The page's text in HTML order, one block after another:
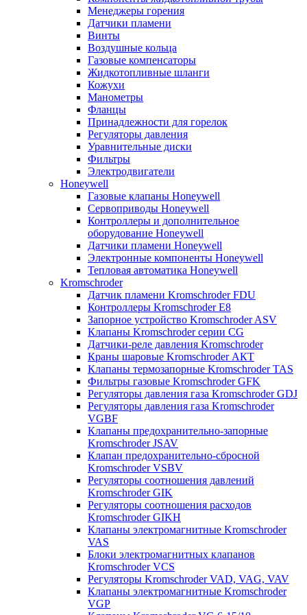
Менеджеры горения
Датчики пламени
Винты
Воздушные кольца
Газовые компенсаторы
Жидкотопливные шланги
Кожухи
Манометры
Фланцы
Принадлежности для горелок
Регуляторы давления
Уравнительные диски
Фильтры
Электродвигатели
Honeywell
Газовые клапаны Honeywell
Сервоприводы Honeywell
Контроллеры и дополнительное
оборудование Honeywell
Датчики пламени Honeywell
Электронные компоненты Honeywell
Тепловая автоматика Honeywell
Kromschroder
Датчик пламени Kromschroder FDU
Контроллеры Kromschroder E8
Запорное устройство Kromschroder ASV
Клапаны Kromschroder серии CG
Датчики-реле давления Kromschroder
Краны шаровые Kromschroder АКТ
Клапаны термозапорные Kromschroder TAS
Фильтры газовые Kromschroder GFK
Регуляторы давления газа Kromschroder GDJ
Регуляторы давления газа Kromschroder
VGBF
Клапаны предохранительно-запорные
Kromschroder JSAV
Клапан предохранительно-сбросной
Kromschroder VSBV
Регуляторы соотношения давлений
Kromschroder GIK
Регуляторы соотношения расходов
Kromschroder GIKH
Клапаны электромагнитные Kromschroder
VAS
Блоки электромагнитных клапанов
Kromschroder VCS
Регуляторы Kromschroder VAD, VAG, VAV
Клапаны электромагнитные Kromschroder
VGP